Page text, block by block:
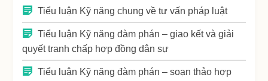
Tiểu luận Kỹ năng chung về tư vấn pháp luật
Tiểu luận Kỹ năng đàm phán – giao kết và giải
quyết tranh chấp hợp đồng dân sự
Tiểu luận Kỹ năng đàm phán – soạn thảo hợp